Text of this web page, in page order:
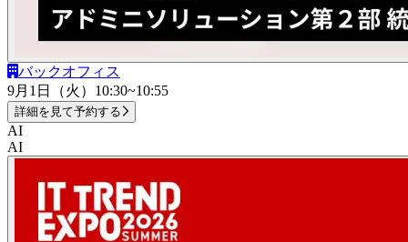
バックオフィス
9月1日（火） 10:30~10:55
詳細を見て予約する
AI
AI